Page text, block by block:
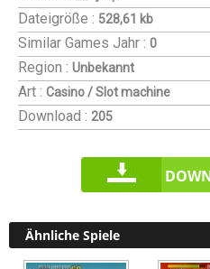
Dateigröße : 528,61 kb
Similar Games Jahr : 0
Region : Unbekannt
Art : Casino / Slot machine
Download : 205
Ähnliche Spiele